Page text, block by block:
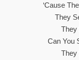
‘Cause
They
They
Can You
They